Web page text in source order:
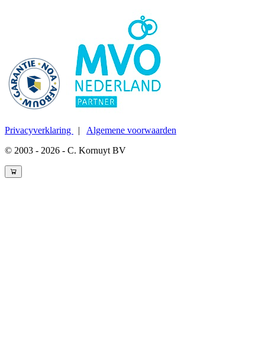
Privacyverklaring | Algemene voorwaarden
© 2003 - 2026 - C. Kornuyt BV